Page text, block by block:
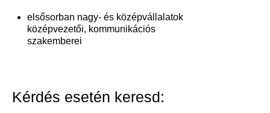
elsősorban nagy- és középvállalatok
középvezetői, kommunikációs
szakemberei
Kérdés esetén keresd: